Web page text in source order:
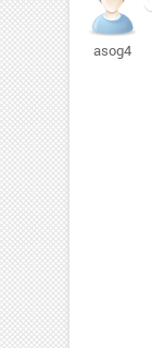
asog4